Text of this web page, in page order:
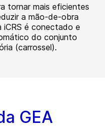
tornar mais eficientes
a mão-de-obra
iCRS é conectado e
do conjunto
(carrossel).
GEA